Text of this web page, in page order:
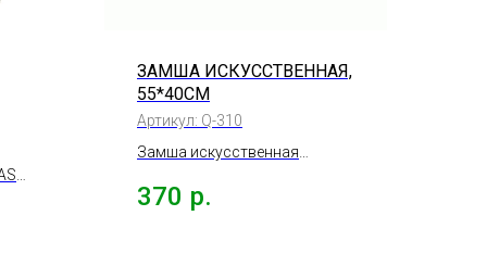
ЗАМША ИСКУССТВЕННАЯ,
55*40СМ
Артикул: Q-310
Замша искусственная
370 р.